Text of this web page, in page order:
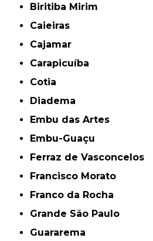
Biritiba Mirim
Caieiras
Cajamar
Carapicuíba
Cotia
Diadema
Embu das Artes
Embu-Guaçu
Ferraz de Vasconcelos
Francisco Morato
Franco da Rocha
Grande São Paulo
Guararema